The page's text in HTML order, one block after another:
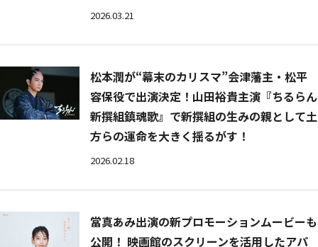
2026.03.21
松本潤が“幕末のカリスマ”会津藩主・松平
容保役で出演決定！山田裕貴主演『ちるらん
新撰組鎮魂歌』で新撰組の生みの親として土
方らの運命を大きく揺るがす！
2026.02.18
當真あみ出演の新プロモーションムービーも
公開！ 映画館のスクリーンを活用したアパ